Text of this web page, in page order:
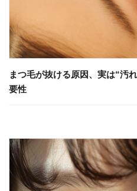
まつ毛が抜ける原因、実は“汚
要性